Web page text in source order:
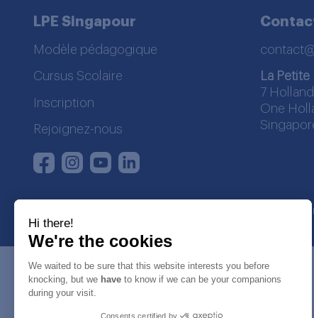
Hi there!
We're the cookies
We waited to be sure that this website interests you before
knocking, but we have to know if we can be your companions
during your visit.
Consents certified by
LPE Singapour
Modèle pédagogique
Cursus Scolaire
Inscription
Rejoignez-nous
FacebookInstagram
Youtube
La Petite
7
One
La Petite Ecole | SDWA